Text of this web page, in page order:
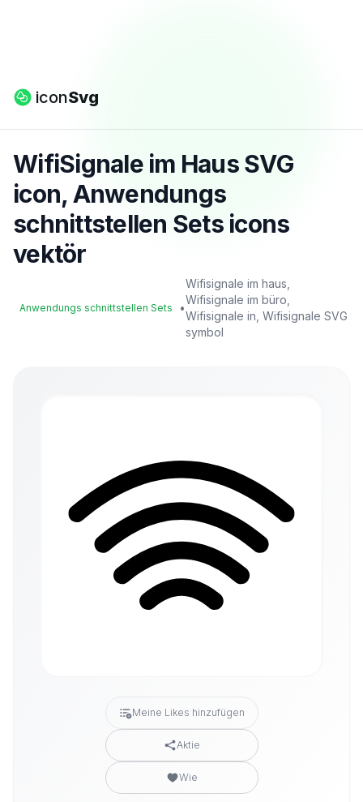
iconSvg
WifiSignale im Haus SVG
icon, Anwendungs
schnittstellen Sets icons
vektör
Anwendungs schnittstellen Sets •
Wifisignale im haus,
Wifisignale im büro,
Wifisignale in, Wifisignale SVG
symbol
Meine Likes hinzufügen
Aktie
Wie